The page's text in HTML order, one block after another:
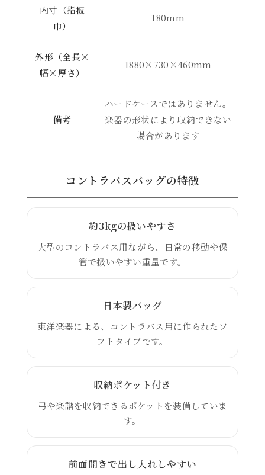
内寸（指板
巾）
180mm
外形（全長×
幅×厚さ）
1880×730×460mm
備考
ハードケースではありません。
楽器の形状により収納できない
場合があります
コントラバスバッグの特徴
約3kgの扱いやすさ
大型のコントラバス用ながら、日常の移動や保
管で扱いやすい重量です。
日本製バッグ
東洋楽器による、コントラバス用に作られたソ
フトタイプです。
収納ポケット付き
弓や楽譜を収納できるポケットを装備していま
す。
前面開きで出し入れしやすい